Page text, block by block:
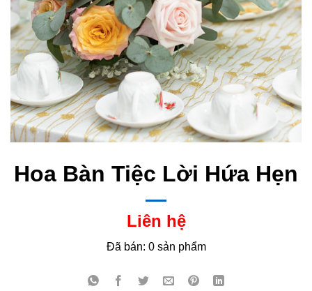
Hoa Bàn Tiệc Lời Hứa Hẹn
Liên hệ
Đã bán: 0 sản phẩm